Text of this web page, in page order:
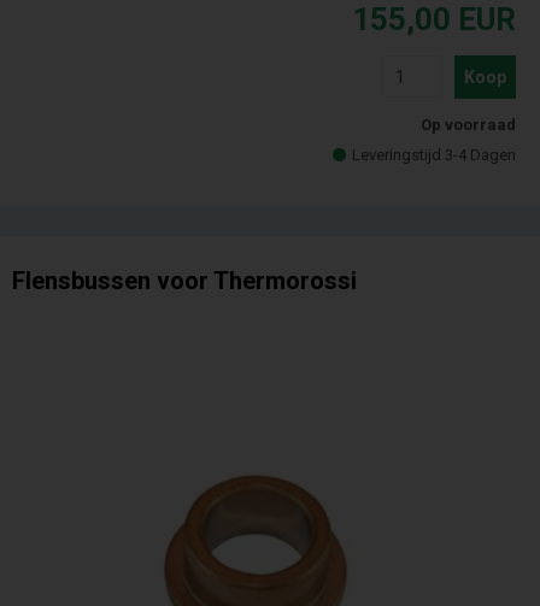
155,00 EUR
Koop
Op voorraad
Leveringstijd 3-4 Dagen
Flensbussen voor Thermorossi